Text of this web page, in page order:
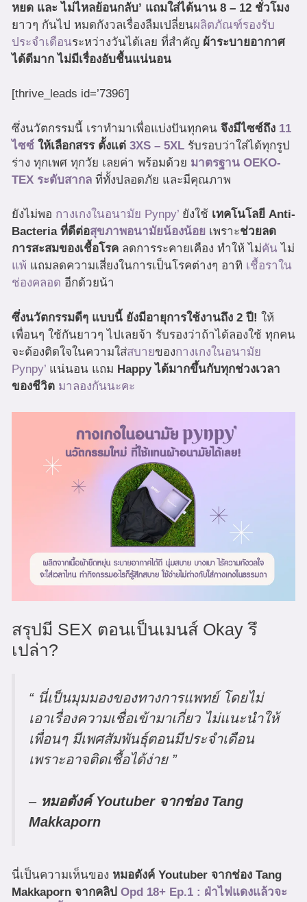
หยด และ ไม่ไหลย้อนกลับ’ แถมใส่ได้นาน 8 – 12 ชั่วโมง
ยาวๆ กันไป หมดกังวลเรื่องลืมเปลี่ยนผลิตภัณฑ์รองรับ
ประจำเดือนระหว่างวันได้เลย ที่สำคัญ ผ้าระบายอากาศ
ได้ดีมาก ไม่มีเรื่องอับชื้นแน่นอน
[thrive_leads id=’7396′]
ซึ่งนวัตกรรมนี้ เราทำมาเพื่อแบ่งปันทุกคน จึงมีไซซ์ถึง 11
ไซซ์ ให้เลือกสรร ตั้งแต่ 3XS – 5XL รับรอบว่าใส่ได้ทุกรูป
ร่าง ทุกเพศ ทุกวัย เลยค่า พร้อมด้วย มาตรฐาน OEKO-
TEX ระดับสากล ที่ทั้งปลอดภัย และมีคุณภาพ
ยังไม่พอ กางเกงในอนามัย Pynpy’ ยังใช้ เทคโนโลยี Anti-
Bacteria ที่ดีต่อสุขภาพอนามัยน้องน้อย เพราะช่วยลด
การสะสมของเชื้อโรค ลดการระคายเคือง ทำให้ ไม่คัน ไม่
แพ้ แถมลดความเสี่ยงในการเป็นโรคต่างๆ อาทิ เชื้อราใน
ช่องคลอด อีกด้วยน้า
ซึ่งนวัตกรรมดีๆ แบบนี้ ยังมีอายุการใช้งานถึง 2 ปี! ให้
เพื่อนๆ ใช้กันยาวๆ ไปเลยจ้า รับรองว่าถ้าได้ลองใช้ ทุกคน
จะต้องติดใจในความใส่สบายของกางเกงในอนามัย
Pynpy’ แน่นอน แถม Happy ได้มากขึ้นกับทุกช่วงเวลา
ของชีวิต มาลองกันนะคะ
สรุปมี SEX ตอนเป็นเมนส์ Okay รึ
เปล่า?
“ นี่เป็นมุมมองของทางการแพทย์ โดยไม่
เอาเรื่องความเชื่อเข้ามาเกี่ยว ไม่แนะนำให้
เพื่อนๆ มีเพศสัมพันธุ์ตอนมีประจำเดือน
เพราะอาจติดเชื้อได้ง่าย ”
– หมอตังค์ Youtuber จากช่อง Tang
Makkaporn
นี่เป็นความเห็นของ หมอตังค์ Youtuber จากช่อง Tang
Makkaporn จากคลิป Opd 18+ Ep.1 : ฝ่าไฟแดงแล้วจะ